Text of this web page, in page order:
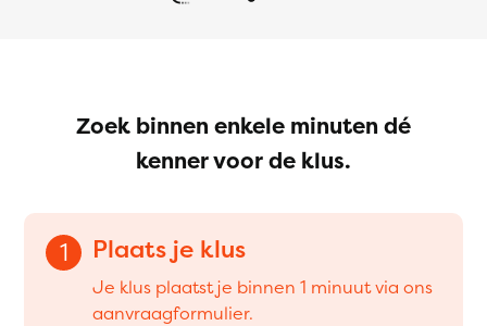
Zoek binnen enkele minuten dé
kenner voor de klus.
1 Plaats je klus
Je klus plaatst je binnen 1 minuut via ons
aanvraagformulier.